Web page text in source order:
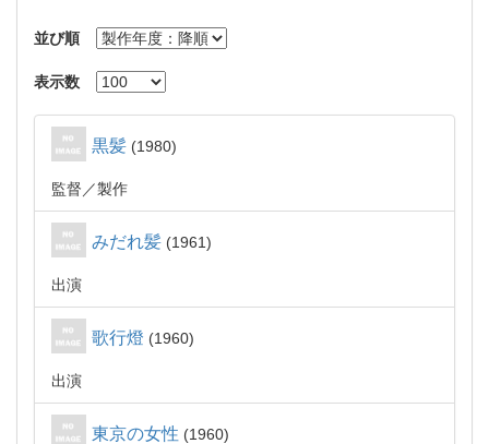
並び順
表示数
黒髪 1980
監督 製作
みだれ髪 1961
出演
歌行燈 1960
出演
東京の女性 1960